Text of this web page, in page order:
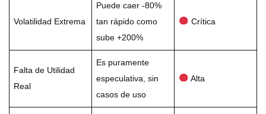
Volatilidad Extrema
Puede caer -80%
tan rápido como
sube +200%
Crítica
Falta de Utilidad
Real
Es puramente
especulativa, sin
casos de uso
Alta